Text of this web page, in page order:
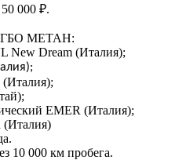
000 ₽.
ГБО МЕТАН:
New Dream (Италия);
(Италия);
EMER (Италия);
(Италия)
10 000 км пробега.